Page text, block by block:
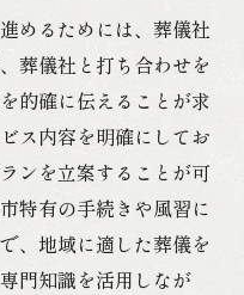
めるためには、葬儀社
葬儀社と打ち合わせを
的確に伝えることが求
ス内容を明確にしてお
ンを立案することが可
特有の手続きや風習に
、地域に適した葬儀を
門知識を活用しなが